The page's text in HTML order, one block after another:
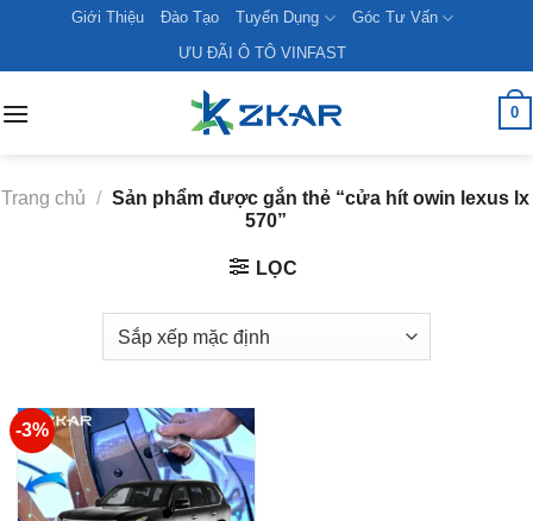
content
Giới Thiệu Đào Tạo Tuyển Dụng
Góc Tư Vấn
ƯU ĐÃI Ô TÔ VINFAST
0
Trang chủ / Sản phẩm được gắn thẻ “cửa hít owin lexus lx
570”
LỌC
-3%